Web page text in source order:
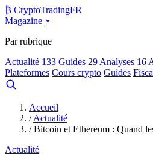
₿ CryptoTradingFR
Magazine
Par rubrique
Actualité 133 Guides 29 Analyses 16
Plateformes Cours crypto Guides
Accueil
/ Actualité
/ Bitcoin et Ethereum : Quand
Actualité